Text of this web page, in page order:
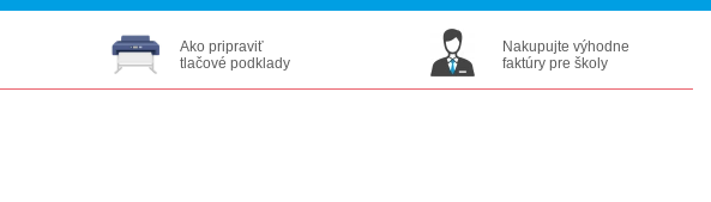
Ako pripraviť
tlačové podklady
Nakupujte výhodne
faktúry pre školy